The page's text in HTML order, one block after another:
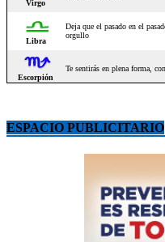
ESPACIO PUBLICITARIO